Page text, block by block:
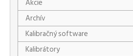
Akcie
Archív
Kalibračný software
Kalibrátory